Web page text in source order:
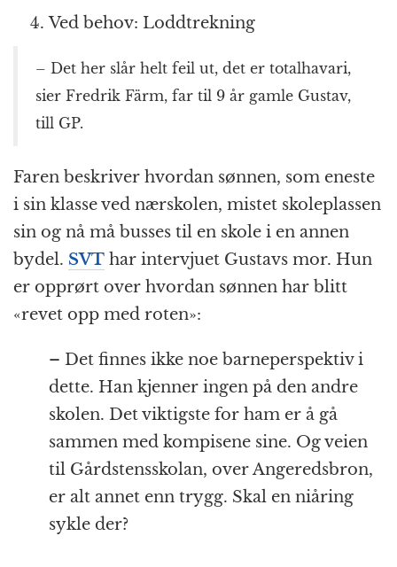
Ved behov: Loddtrekning
– Det her slår helt feil ut, det er totalhavari,
sier Fredrik Färm, far til 9 år gamle Gustav,
till GP.
Faren beskriver hvordan sønnen, som eneste
i sin klasse ved nærskolen, mistet skoleplassen
sin og nå må busses til en skole i en annen
bydel. SVT har intervjuet Gustavs mor. Hun
er opprørt over hvordan sønnen har blitt
«revet opp med roten»:
– Det finnes ikke noe barneperspektiv i
dette. Han kjenner ingen på den andre
skolen. Det viktigste for ham er å gå
sammen med kompisene sine. Og veien
til Gårdstensskolan, over Angeredsbron,
er alt annet enn trygg. Skal en niåring
sykle der?